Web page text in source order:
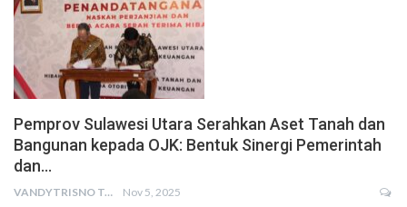
Pemprov Sulawesi Utara Serahkan Aset Tanah dan
Bangunan kepada OJK: Bentuk Sinergi Pemerintah
dan…
VANDYTRISNO TALUMEPA Nov 5, 2025